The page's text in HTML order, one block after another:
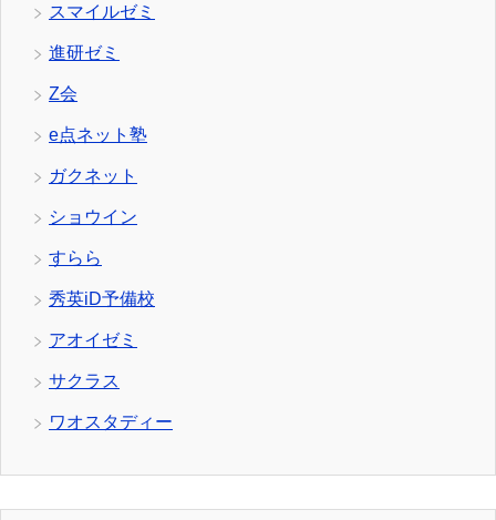
スマイルゼミ
進研ゼミ
Z会
e点ネット塾
ガクネット
ショウイン
すらら
秀英iD予備校
アオイゼミ
サクラス
ワオスタディー